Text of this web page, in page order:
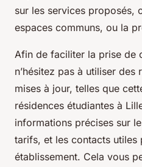
sur les services proposés,
espaces communs, ou la
Afin de faciliter la prise de
n’hésitez pas à utiliser des
mises à jour, telles que
résidences étudiantes à
informations précises sur
tarifs, et les contacts utiles
établissement. Cela vous